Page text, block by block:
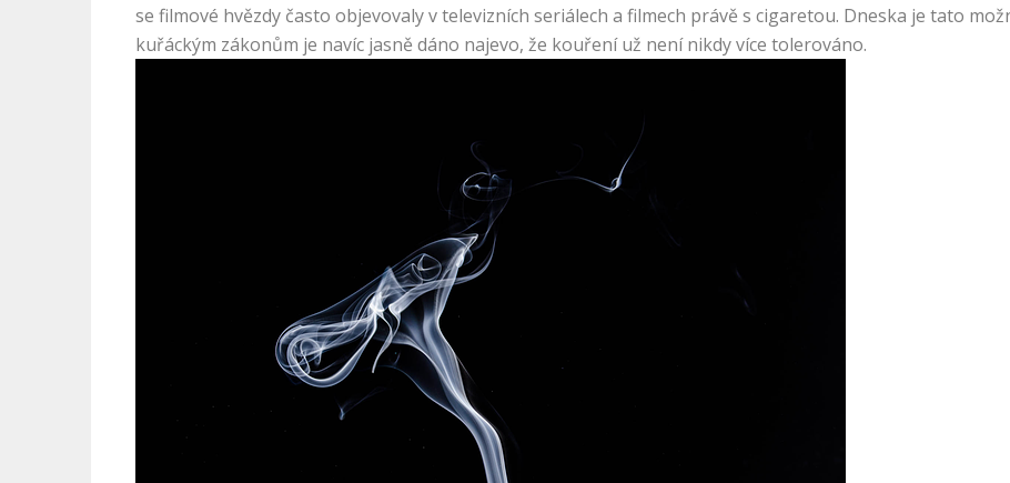
se filmové hvězdy často objevovaly v televizních seriálech a filmech právě s cigaretou. Dneska je tato
kuřáckým zákonům je navíc jasně dáno najevo, že kouření už není nikdy více tolerováno.